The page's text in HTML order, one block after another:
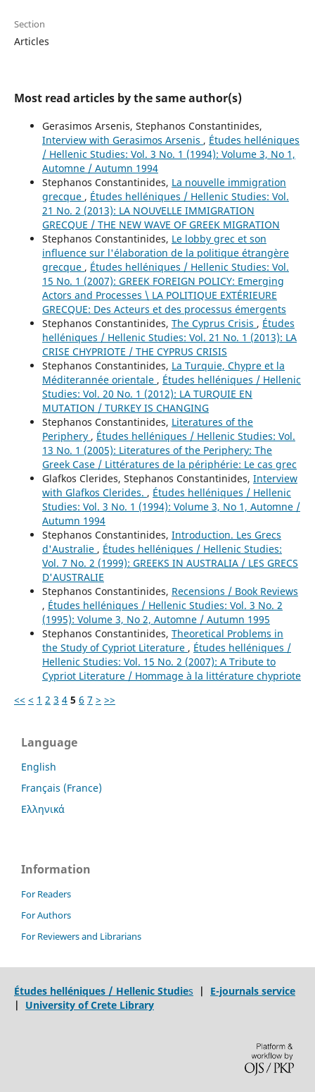
Section
Articles
Most read articles by the same author(s)
Gerasimos Arsenis, Stephanos Constantinides,
Interview with Gerasimos Arsenis , Études helléniques
/ Hellenic Studies: Vol. 3 No. 1 (1994): Volume 3, No 1,
Automne / Autumn 1994
Stephanos Constantinides, La nouvelle immigration
grecque , Études helléniques / Hellenic Studies: Vol.
21 No. 2 (2013): LA NOUVELLE IMMIGRATION
GRECQUE / THE NEW WAVE OF GREEK MIGRATION
Stephanos Constantinides, Le lobby grec et son
influence sur l'élaboration de la politique étrangère
grecque , Études helléniques / Hellenic Studies: Vol.
15 No. 1 (2007): GREEK FOREIGN POLICY: Emerging
Actors and Processes \ LA POLITIQUE EXTÉRIEURE
GRECQUE: Des Acteurs et des processus émergents
Stephanos Constantinides, The Cyprus Crisis , Études
helléniques / Hellenic Studies: Vol. 21 No. 1 (2013): LA
CRISE CHYPRIOTE / THE CYPRUS CRISIS
Stephanos Constantinides, La Turquie, Chypre et la
Méditerannée orientale , Études helléniques / Hellenic
Studies: Vol. 20 No. 1 (2012): LA TURQUIE EN
MUTATION / TURKEY IS CHANGING
Stephanos Constantinides, Literatures of the
Periphery , Études helléniques / Hellenic Studies: Vol.
13 No. 1 (2005): Literatures of the Periphery: The
Greek Case / Littératures de la périphérie: Le cas grec
Glafkos Clerides, Stephanos Constantinides, Interview
with Glafkos Clerides. , Études helléniques / Hellenic
Studies: Vol. 3 No. 1 (1994): Volume 3, No 1, Automne /
Autumn 1994
Stephanos Constantinides, Introduction. Les Grecs
d'Australie , Études helléniques / Hellenic Studies:
Vol. 7 No. 2 (1999): GREEKS IN AUSTRALIA / LES GRECS
D'AUSTRALIE
Stephanos Constantinides, Recensions / Book Reviews
, Études helléniques / Hellenic Studies: Vol. 3 No. 2
(1995): Volume 3, No 2, Automne / Autumn 1995
Stephanos Constantinides, Theoretical Problems in
the Study of Cypriot Literature , Études helléniques /
Hellenic Studies: Vol. 15 No. 2 (2007): A Tribute to
Cypriot Literature / Hommage à la littérature chypriote
<< < 1 2 3 4 5 6 7 > >>
Language
English
Français (France)
Ελληνικά
Information
For Readers
For Authors
For Reviewers and Librarians
Études helléniques / Hellenic Studies | E-journals service
| University of Crete Library